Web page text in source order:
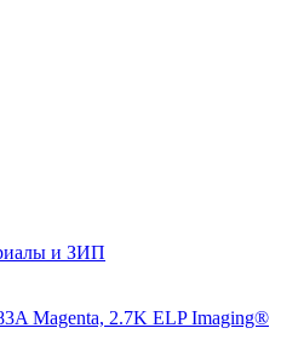
и ЗИП
Magenta, 2.7K ELP Imaging®